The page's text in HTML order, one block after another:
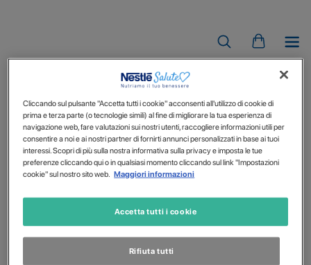
IMPACT
Cliccando sul pulsante "Accetta tutti i cookie" acconsenti all'utilizzo di cookie di
prima e terza parte (o tecnologie simili) al fine di migliorare la tua esperienza di
navigazione web, fare valutazioni sui nostri utenti, raccogliere informazioni utili per
consentire a noi e ai nostri partner di fornirti annunci personalizzati in base ai tuoi
interessi. Scopri di più sulla nostra informativa sulla privacy e imposta le tue
preferenze cliccando qui o in qualsiasi momento cliccando sul link "Impostazioni
cookie" sul nostro sito web. Maggiori informazioni
Rifiuta tutti
Accetta tutti i cookie